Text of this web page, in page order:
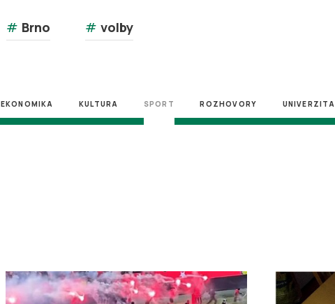
# Brno # volby
EKONOMIKA KULTURA SPORT ROZHOVORY UNIVERZITA